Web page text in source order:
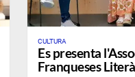
CULTURA
Es presenta
Franqueses